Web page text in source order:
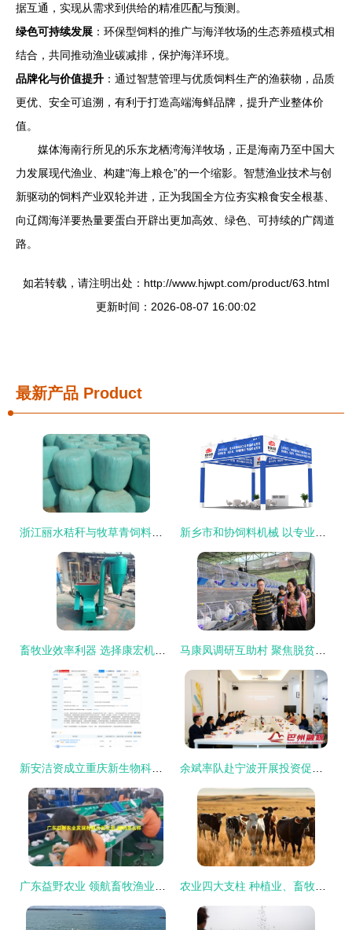
据互通，实现从需求到供给的精准匹配与预测。
绿色可持续发展 ：环保型饲料的推广与海洋牧场的生态养殖模式相
结合，共同推动渔业碳减排，保护海洋环境。
品牌化与价值提升 ：通过智慧管理与优质饲料生产的渔获物，品质
更优、安全可追溯，有利于打造高端海鲜品牌，提升产业整体价
值。
媒体海南行所见的乐东龙栖湾海洋牧场，正是海南乃至中国大
力发展现代渔业、构建“海上粮仓”的一个缩影。智慧渔业技术与创
新驱动的饲料产业双轮并进，正为我国全方位夯实粮食安全根基、
向辽阔海洋要热量要蛋白开辟出更加高效、绿色、可持续的广阔道
路。
如若转载，请注明出处：http://www.hjwpt.com/product/63.html
更新时间：2026-08-07 16:00:02
最新产品 Product